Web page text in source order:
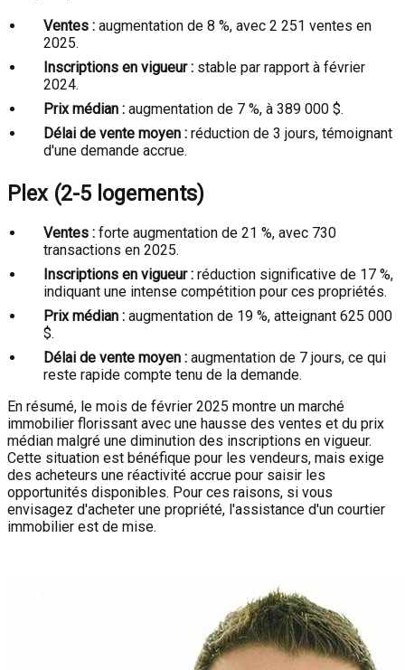
Ventes : augmentation de 8 %, avec 2 251 ventes en
2025.
Inscriptions en vigueur : stable par rapport à février
2024.
Prix médian : augmentation de 7 %, à 389 000 $.
Délai de vente moyen : réduction de 3 jours, témoignant
d'une demande accrue.
Plex (2-5 logements)
Ventes : forte augmentation de 21 %, avec 730
transactions en 2025.
Inscriptions en vigueur : réduction significative de 17 %,
indiquant une intense compétition pour ces propriétés.
Prix médian : augmentation de 19 %, atteignant 625 000
$.
Délai de vente moyen : augmentation de 7 jours, ce qui
reste rapide compte tenu de la demande.
En résumé, le mois de février 2025 montre un marché
immobilier florissant avec une hausse des ventes et du prix
médian malgré une diminution des inscriptions en vigueur.
Cette situation est bénéfique pour les vendeurs, mais exige
des acheteurs une réactivité accrue pour saisir les
opportunités disponibles. Pour ces raisons, si vous
envisagez d'acheter une propriété, l'assistance d'un courtier
immobilier est de mise.